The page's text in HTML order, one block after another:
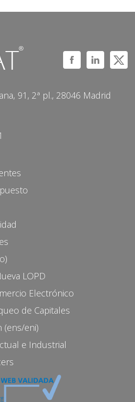
91, 2ª pl., 28046 Madrid
LOPD
Electrónico
de Capitales
(ens/eni)
e Industrial